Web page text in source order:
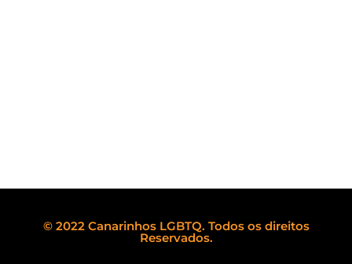
© 2022 Canarinhos LGBTQ. Todos os direitos
Reservados.